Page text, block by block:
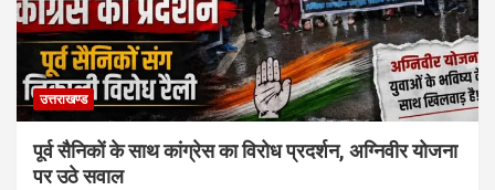
उत्तराखण्ड
पूर्व सैनिकों के साथ कांग्रेस का विरोध प्रदर्शन, अग्निवीर योजना
पर उठे सवाल